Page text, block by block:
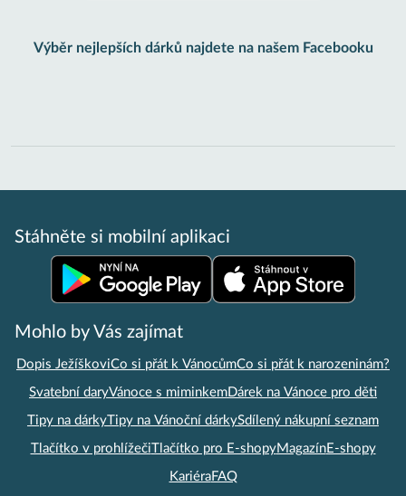
Výběr nejlepších dárků najdete na našem Facebooku
Stáhněte si mobilní aplikaci
Mohlo by Vás zajímat
Dopis JežíškoviCo si přát k VánocůmCo si přát k narozeninám?
Svatební daryVánoce s miminkemDárek na Vánoce pro děti
Tipy na dárkyTipy na Vánoční dárkySdílený nákupní seznam
Tlačítko v prohlížečiTlačítko pro E-shopyMagazínE-shopy
KariéraFAQ